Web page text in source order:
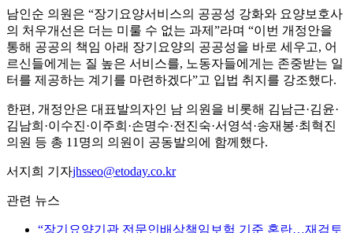
남인순 의원은 “장기요양서비스의 공공성 강화와 요양보호사
의 처우개선은 더는 미룰 수 없는 과제”라며 “이번 개정안을
통해 공공의 책임 아래 장기요양의 공공성을 바로 세우고, 어
르신들에게는 질 높은 서비스를, 노동자들에게는 존중받는 일
터를 제공하는 계기를 마련하겠다”고 입법 취지를 강조했다.
한편, 개정안은 대표발의자인 남 의원을 비롯해 김남근·김윤·
김남희·이수진·이주희·손명수·전진숙·서영석·송재봉·최혁진
의원 등 총 11명의 의원이 공동발의에 함께했다.
서지희 기자jhsseo@etoday.co.kr
관련 뉴스
“장기요양기관 전문인배상책임보험 기준 혼란…재검토